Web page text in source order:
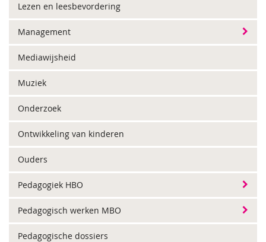
Lezen en leesbevordering
Management
Mediawijsheid
Muziek
Onderzoek
Ontwikkeling van kinderen
Ouders
Pedagogiek HBO
Pedagogisch werken MBO
Pedagogische dossiers